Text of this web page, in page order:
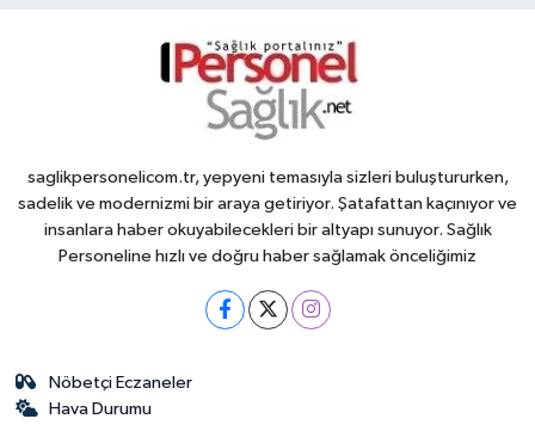
saglikpersonelicom.tr, yepyeni temasıyla sizleri buluştururken,
sadelik ve modernizmi bir araya getiriyor. Şatafattan kaçınıyor ve
insanlara haber okuyabilecekleri bir altyapı sunuyor. Sağlık
Personeline hızlı ve doğru haber sağlamak önceliğimiz
Nöbetçi Eczaneler
Hava Durumu